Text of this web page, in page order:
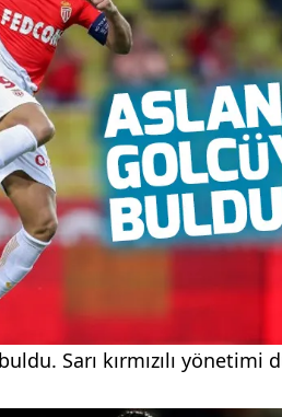
Sarı kırmızılı